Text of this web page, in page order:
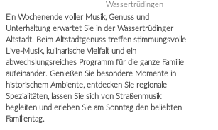
Wassertrüdingen
Ein Wochenende voller Musik, Genuss und
Unterhaltung erwartet Sie in der Wassertrüdinger
Altstadt. Beim Altstadtgenuss treffen stimmungsvolle
Live-Musik, kulinarische Vielfalt und ein
abwechslungsreiches Programm für die ganze Familie
aufeinander. Genießen Sie besondere Momente in
historischem Ambiente, entdecken Sie regionale
Spezialitäten, lassen Sie sich von Straßenmusik
begleiten und erleben Sie am Sonntag den beliebten
Familientag.